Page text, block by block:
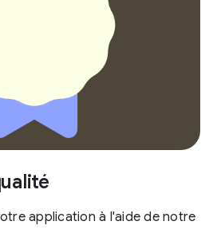
application à l'aide de notre